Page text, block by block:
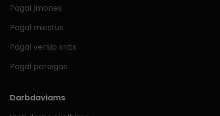
Pagal įmones
Pagal miestus
Pagal verslo sritis
Pagal pareigas
Darbdaviams